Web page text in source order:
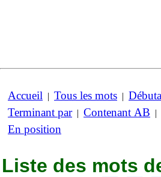
Accueil | Tous les mots |
Terminant par| Contenant AB |
En position
Liste des mots